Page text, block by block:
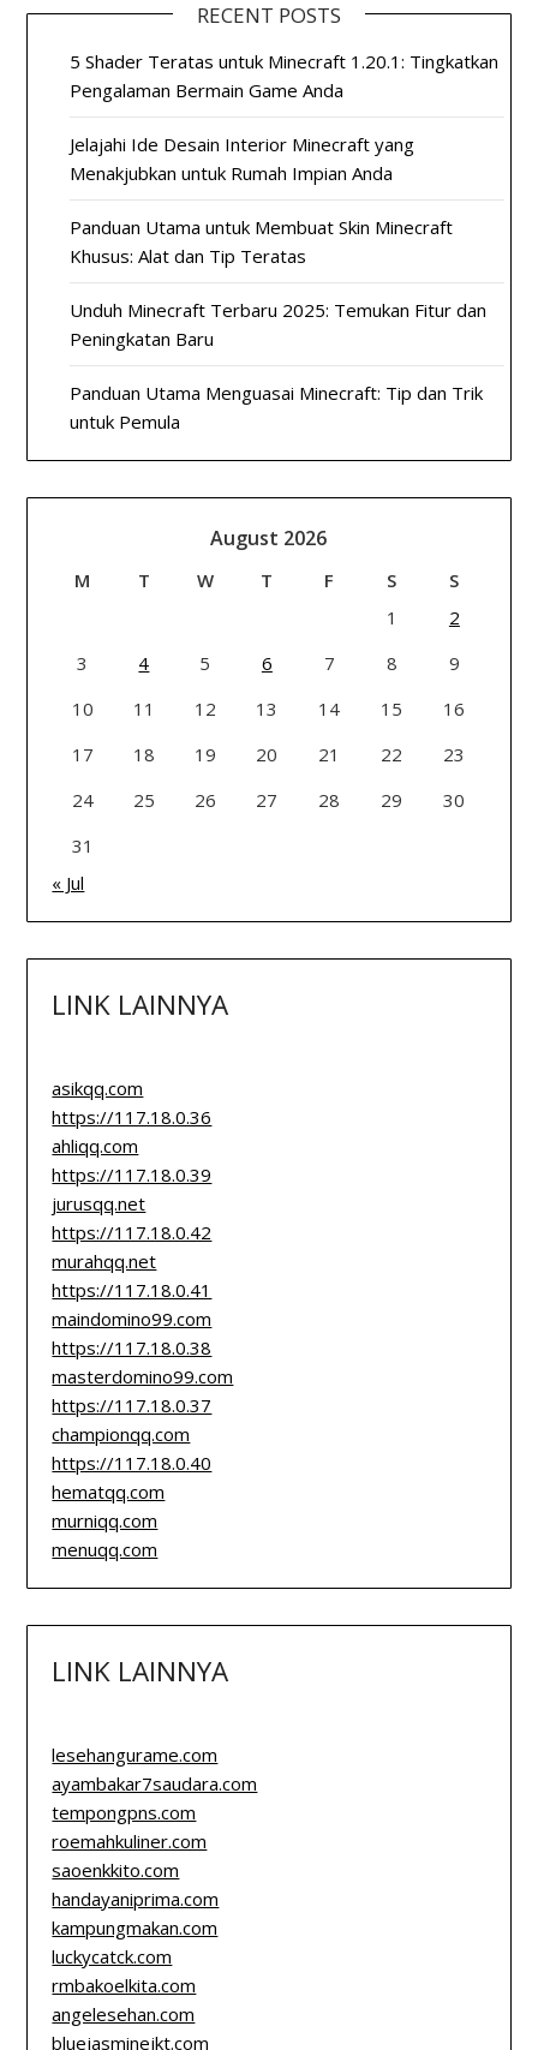
RECENT POSTS
5 Shader Teratas untuk Minecraft 1.20.1: Tingkatkan
Pengalaman Bermain Game Anda
Jelajahi Ide Desain Interior Minecraft yang
Menakjubkan untuk Rumah Impian Anda
Panduan Utama untuk Membuat Skin Minecraft
Khusus: Alat dan Tip Teratas
Unduh Minecraft Terbaru 2025: Temukan Fitur dan
Peningkatan Baru
Panduan Utama Menguasai Minecraft: Tip dan Trik
untuk Pemula
August 2026
M T W T F S
S
1
2
3
4 5 6 7 8
9
10
11 12 13 14 15
16
17
18 19 20 21 22
23
24
25 26 27 28 29
30
31
« Jul
LINK LAINNYA
asikqq.com
https://117.18.0.36
ahliqq.com
https://117.18.0.39
jurusqq.net
https://117.18.0.42
murahqq.net
https://117.18.0.41
maindomino99.com
https://117.18.0.38
masterdomino99.com
https://117.18.0.37
championqq.com
https://117.18.0.40
hematqq.com
murniqq.com
menuqq.com
LINK LAINNYA
lesehangurame.com
ayambakar7saudara.com
tempongpns.com
roemahkuliner.com
saoenkkito.com
handayaniprima.com
kampungmakan.com
luckycatck.com
rmbakoelkita.com
angelesehan.com
bluejasminejkt.com